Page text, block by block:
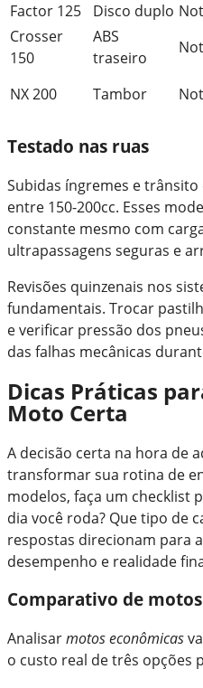
Factor 125
Disco duplo
Crosser
150
ABS
traseiro
NX 200 Tambor
Testado nas ruas
Subidas íngremes e
entre 150-200cc. Esses
constante mesmo com
ultrapassagens seguras e
Revisões quinzenais nos
fundamentais. Trocar
e verificar pressão dos
das falhas mecânicas
Dicas Práticas
Moto Certa
A decisão certa na hora de
transformar sua rotina de
modelos, faça um checklist
dia você roda? Que tipo de
respostas direcionam para a
desempenho e realidade
Comparativo de
Analisarmotos econômicas
o custo real de três opções